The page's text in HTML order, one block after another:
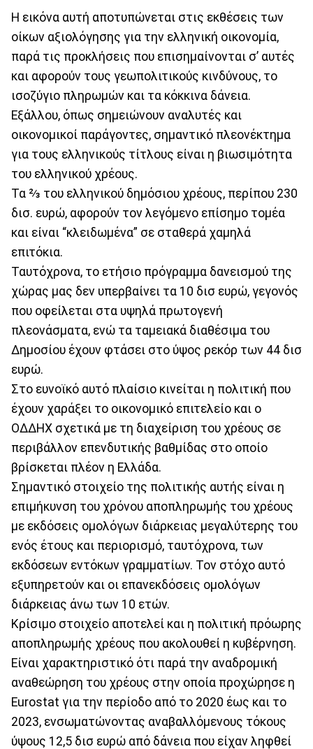
Η εικόνα αυτή αποτυπώνεται στις εκθέσεις των
οίκων αξιολόγησης για την ελληνική οικονομία,
παρά τις προκλήσεις που επισημαίνονται σ’ αυτές
και αφορούν τους γεωπολιτικούς κινδύνους, το
ισοζύγιο πληρωμών και τα κόκκινα δάνεια.
Εξάλλου, όπως σημειώνουν αναλυτές και
οικονομικοί παράγοντες, σημαντικό πλεονέκτημα
για τους ελληνικούς τίτλους είναι η βιωσιμότητα
του ελληνικού χρέους.
Τα ⅔ του ελληνικού δημόσιου χρέους, περίπου 230
δισ. ευρώ, αφορούν τον λεγόμενο επίσημο τομέα
και είναι “κλειδωμένα” σε σταθερά χαμηλά
επιτόκια.
Ταυτόχρονα, το ετήσιο πρόγραμμα δανεισμού της
χώρας μας δεν υπερβαίνει τα 10 δισ ευρώ, γεγονός
που οφείλεται στα υψηλά πρωτογενή
πλεονάσματα, ενώ τα ταμειακά διαθέσιμα του
Δημοσίου έχουν φτάσει στο ύψος ρεκόρ των 44 δισ
ευρώ.
Στο ευνοϊκό αυτό πλαίσιο κινείται η πολιτική που
έχουν χαράξει το οικονομικό επιτελείο και ο
ΟΔΔΗΧ σχετικά με τη διαχείριση του χρέους σε
περιβάλλον επενδυτικής βαθμίδας στο οποίο
βρίσκεται πλέον η Ελλάδα.
Σημαντικό στοιχείο της πολιτικής αυτής είναι η
επιμήκυνση του χρόνου αποπληρωμής του χρέους
με εκδόσεις ομολόγων διάρκειας μεγαλύτερης του
ενός έτους και περιορισμό, ταυτόχρονα, των
εκδόσεων εντόκων γραμματίων. Τον στόχο αυτό
εξυπηρετούν και οι επανεκδόσεις ομολόγων
διάρκειας άνω των 10 ετών.
Κρίσιμο στοιχείο αποτελεί και η πολιτική πρόωρης
αποπληρωμής χρέους που ακολουθεί η κυβέρνηση.
Είναι χαρακτηριστικό ότι παρά την αναδρομική
αναθεώρηση του χρέους στην οποία προχώρησε η
Eurostat για την περίοδο από το 2020 έως και το
2023, ενσωματώνοντας αναβαλλόμενους τόκους
ύψους 12,5 δισ ευρώ από δάνεια που είχαν ληφθεί